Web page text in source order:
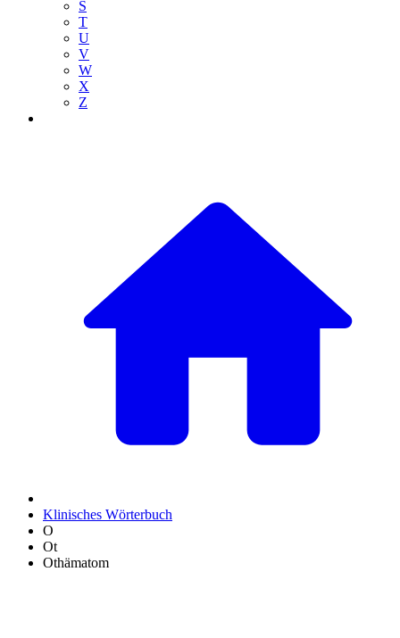
S
T
U
V
W
X
Z
Klinisches Wörterbuch
O
Ot
Othämatom